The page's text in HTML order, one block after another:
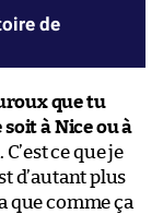
de
que tu
à Nice ou à
ce que je
d’autant plus
que comme ça